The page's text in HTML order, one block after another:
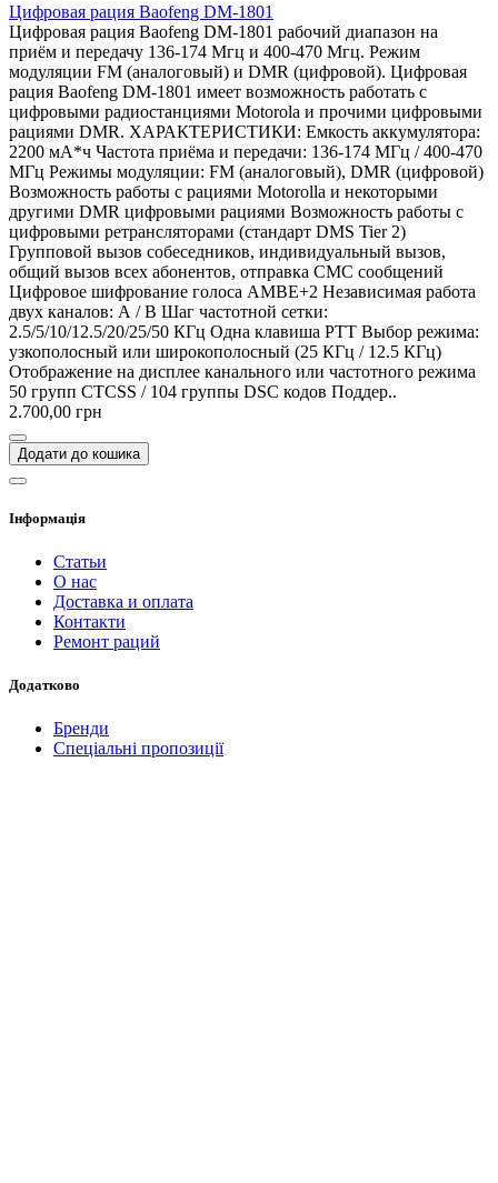
Цифровая рация Baofeng DM-1801
Цифровая рация Baofeng DM-1801 рабочий диапазон на
приём и передачу 136-174 Мгц и 400-470 Мгц. Режим
модуляции FM (аналоговый) и DMR (цифровой). Цифровая
рация Baofeng DM-1801 имеет возможность работать с
цифровыми радиостанциями Motorola и прочими цифровыми
рациями DMR. ХАРАКТЕРИСТИКИ: Емкость аккумулятора:
2200 мА*ч Частота приёма и передачи: 136-174 МГц / 400-470
МГц Режимы модуляции: FM (аналоговый), DMR (цифровой)
Возможность работы с рациями Motorolla и некоторыми
другими DMR цифровыми рациями Возможность работы с
цифровыми ретрансляторами (стандарт DMS Tier 2)
Групповой вызов собеседников, индивидуальный вызов,
общий вызов всех абонентов, отправка СМС сообщений
Цифровое шифрование голоса AMBE+2 Независимая работа
двух каналов: А / В Шаг частотной сетки:
2.5/5/10/12.5/20/25/50 КГц Одна клавиша PTT Выбор режима:
узкополосный или широкополосный (25 КГц / 12.5 КГц)
Отображение на дисплее канального или частотного режима
50 групп CTСSS / 104 группы DSC кодов Поддер..
2.700,00 грн
Додати до кошика
Інформація
Статьи
О нас
Доставка и оплата
Контакти
Ремонт раций
Додатково
Бренди
Спеціальні пропозиції